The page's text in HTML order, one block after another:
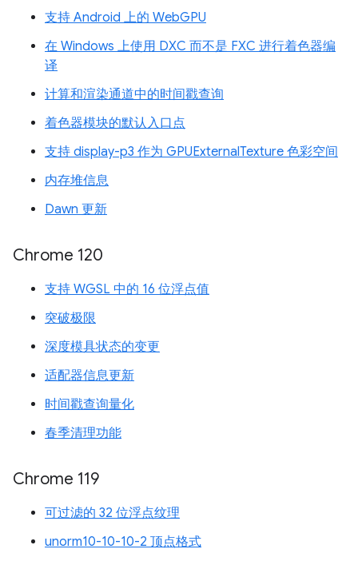
支持 Android 上的 WebGPU
在 Windows 上使用 DXC 而不是 FXC 进行着色器编
译
计算和渲染通道中的时间戳查询
着色器模块的默认入口点
支持 display-p3 作为 GPUExternalTexture 色彩空间
内存堆信息
Dawn 更新
Chrome 120
支持 WGSL 中的 16 位浮点值
突破极限
深度模具状态的变更
适配器信息更新
时间戳查询量化
春季清理功能
Chrome 119
可过滤的 32 位浮点纹理
unorm10-10-10-2 顶点格式